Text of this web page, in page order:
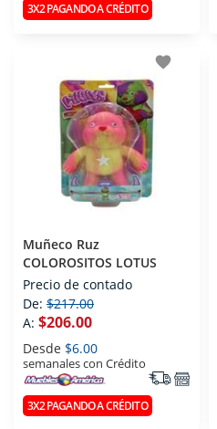
3X2 PAGANDO A CRÉDITO
favorite
Muñeco Ruz
COLOROSITOS LOTUS
Precio de contado
De: $217.00
A: $206.00
Desde $6.00
semanales con Crédito
3X2 PAGANDO A CRÉDITO